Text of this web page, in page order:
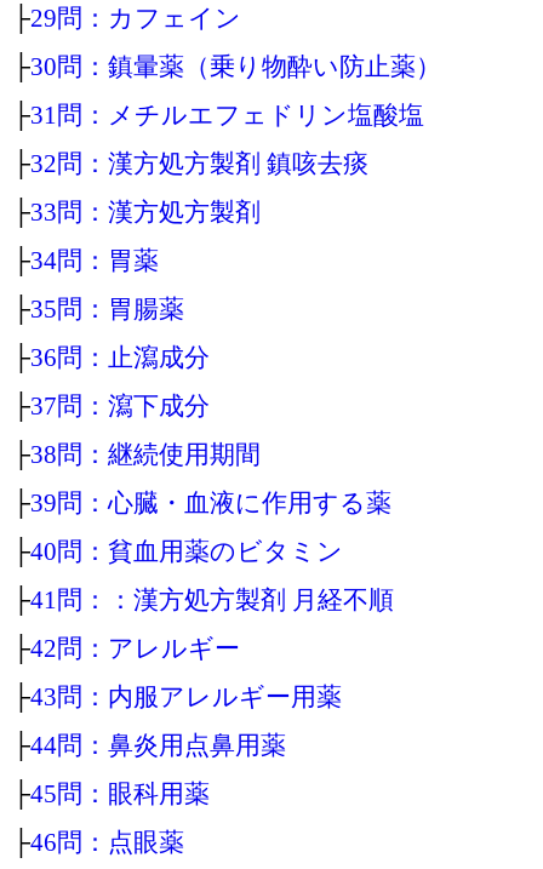
├29問：カフェイン
├30問：鎮暈薬（乗り物酔い防止薬）
├31問：メチルエフェドリン塩酸塩
├32問：漢方処方製剤 鎮咳去痰
├33問：漢方処方製剤
├34問：胃薬
├35問：胃腸薬
├36問：止瀉成分
├37問：瀉下成分
├38問：継続使用期間
├39問：心臓・血液に作用する薬
├40問：貧血用薬のビタミン
├41問：：漢方処方製剤 月経不順
├42問：アレルギー
├43問：内服アレルギー用薬
├44問：鼻炎用点鼻用薬
├45問：眼科用薬
├46問：点眼薬